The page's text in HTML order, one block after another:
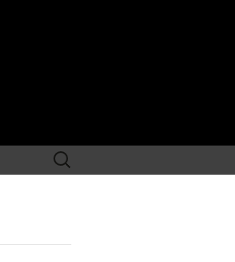
Rechercher :